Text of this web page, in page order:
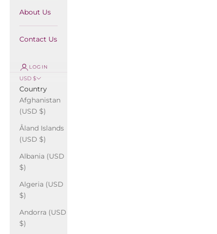
About Us
Contact Us
LOGIN
USD $
Country
Afghanistan
(USD $)
Åland Islands
(USD $)
Albania (USD
$)
Algeria (USD
$)
Andorra (USD
$)